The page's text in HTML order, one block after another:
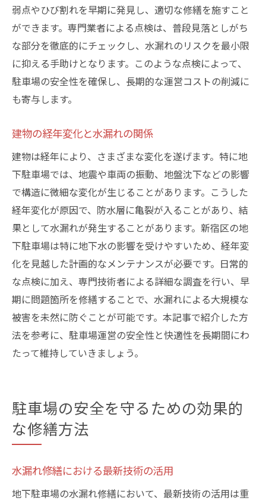
弱点やひび割れを早期に発見し、適切な修繕を施すこと
ができます。専門業者による点検は、普段見落としがち
な部分を徹底的にチェックし、水漏れのリスクを最小限
に抑える手助けとなります。このような点検によって、
駐車場の安全性を確保し、長期的な運営コストの削減に
も寄与します。
建物の経年変化と水漏れの関係
建物は経年により、さまざまな変化を遂げます。特に地
下駐車場では、地震や車両の振動、地盤沈下などの影響
で構造に微細な変化が生じることがあります。こうした
経年変化が原因で、防水層に亀裂が入ることがあり、結
果として水漏れが発生することがあります。新宿区の地
下駐車場は特に地下水の影響を受けやすいため、経年変
化を見越した計画的なメンテナンスが必要です。日常的
な点検に加え、専門技術者による詳細な調査を行い、早
期に問題箇所を修繕することで、水漏れによる大規模な
被害を未然に防ぐことが可能です。本記事で紹介した方
法を参考に、駐車場運営の安全性と快適性を長期間にわ
たって維持していきましょう。
駐車場の安全を守るための効果的
な修繕方法
水漏れ修繕における最新技術の活用
地下駐車場の水漏れ修繕において、最新技術の活用は重